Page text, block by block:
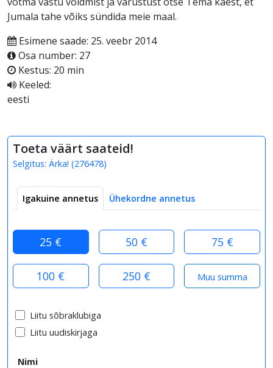
Jumala tahe võiks sündida meie maal.
Esimene saade: 25. veebr 2014
Osa number: 27
Kestus: 20 min
Keeled:
eesti
Toeta väärt saateid!
Selgitus: Ärka! (276478)
Igakuine annetus Ühekordne annetus
25 € 50 € 75 €
100 € 250 €
Liitu sõbraklubiga
Liitu uudiskirjaga
Nimi